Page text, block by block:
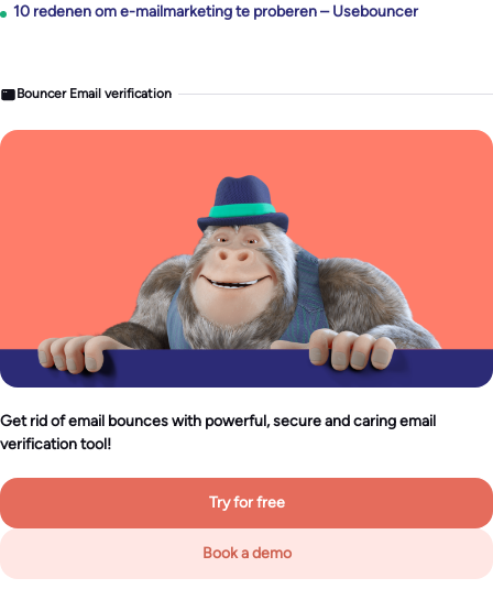
10 redenen om e-mailmarketing te proberen – Usebouncer
Bouncer Email verification
Get rid of email bounces with powerful, secure and caring email
verification tool!
Try for free
Book a demo